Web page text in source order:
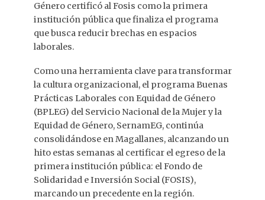
Género certificó al Fosis como la primera
institución pública que finaliza el programa
que busca reducir brechas en espacios
laborales.
Como una herramienta clave para transformar
la cultura organizacional, el programa Buenas
Prácticas Laborales con Equidad de Género
(BPLEG) del Servicio Nacional de la Mujer y la
Equidad de Género, SernamEG, continúa
consolidándose en Magallanes, alcanzando un
hito estas semanas al certificar el egreso de la
primera institución pública: el Fondo de
Solidaridad e Inversión Social (FOSIS),
marcando un precedente en la región.